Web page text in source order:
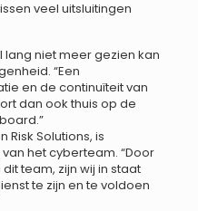
veel uitsluitingen
lang niet meer gezien kan
“Een
en de continuïteit van
dan ook thuis op de
Risk Solutions, is
het cyberteam. “Door
team, zijn wij in staat
te zijn en te voldoen